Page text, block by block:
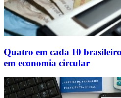
Quatro em cada 10
em economia circular